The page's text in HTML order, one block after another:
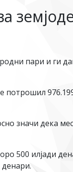
пари и ги
потрошил
значи дека
500 илјади